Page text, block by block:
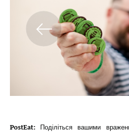
PostEat:
Поділіться вашими